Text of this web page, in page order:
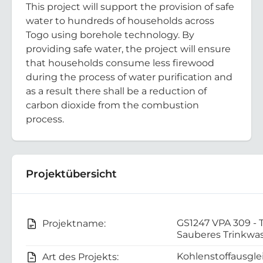
This project will support the provision of safe
water to hundreds of households across
Togo using borehole technology. By
providing safe water, the project will ensure
that households consume less firewood
during the process of water purification and
as a result there shall be a reduction of
carbon dioxide from the combustion
process.
Projektübersicht
Projektname:
GS1247 VPA 309 -
Sauberes
Art des Projekts: